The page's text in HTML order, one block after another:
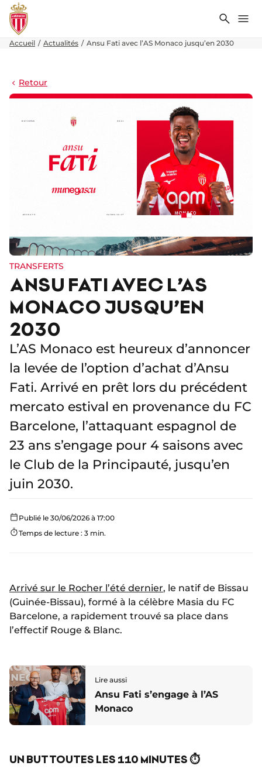
Accueil Actualités Ansu Fati avec l’AS Monaco jusqu’en 2030
Retour
TRANSFERTS
ANSU FATI AVEC L’AS
MONACO JUSQU’EN
2030
L’AS Monaco est heureux d’annoncer
la levée de l’option d’achat d’Ansu
Fati. Arrivé en prêt lors du précédent
mercato estival en provenance du FC
Barcelone, l’attaquant espagnol de
23 ans s’engage pour 4 saisons avec
le Club de la Principauté, jusqu’en
juin 2030.
Publié le 30/06/2026 à 17:00
Temps de lecture : 3 min.
Arrivé sur le Rocher l’été dernier, le natif de Bissau
(Guinée-Bissau), formé à la célèbre Masia du FC
Barcelone, a rapidement trouvé sa place dans
l’effectif Rouge & Blanc.
Lire aussi
Ansu Fati s’engage à l’AS
Monaco
UN BUT TOUTES LES 110 MINUTES ⏱️